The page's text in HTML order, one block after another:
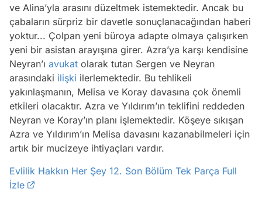
ve Alina’yla arasını düzeltmek istemektedir. Ancak bu
çabaların sürpriz bir davetle sonuçlanacağından haberi
yoktur... Çolpan yeni büroya adapte olmaya çalışırken
yeni bir asistan arayışına girer. Azra’ya karşı kendisine
Neyran’ı avukat olarak tutan Sergen ve Neyran
arasındaki ilişki ilerlemektedir. Bu tehlikeli
yakınlaşmanın, Melisa ve Koray davasına çok önemli
etkileri olacaktır. Azra ve Yıldırım’ın teklifini reddeden
Neyran ve Koray’ın planı işlemektedir. Köşeye sıkışan
Azra ve Yıldırım’ın Melisa davasını kazanabilmeleri için
artık bir mucizeye ihtiyaçları vardır.
Evlilik Hakkın Her Şey 12. Son Bölüm Tek Parça Full
İzle